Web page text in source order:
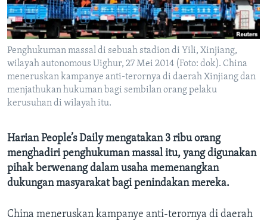
Penghukuman massal di sebuah stadion di Yili, Xinjiang,
wilayah autonomous Uighur, 27 Mei 2014 (Foto: dok). China
meneruskan kampanye anti-terornya di daerah Xinjiang dan
menjathukan hukuman bagi sembilan orang pelaku
kerusuhan di wilayah itu.
Harian People’s Daily mengatakan 3 ribu orang
menghadiri penghukuman massal itu, yang digunakan
pihak berwenang dalam usaha memenangkan
dukungan masyarakat bagi penindakan mereka.
China meneruskan kampanye anti-terornya di daerah